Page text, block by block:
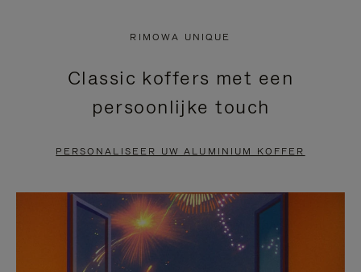
DRUK
OM
PAUZEREN
VIDEO
IS
UITGESCHAKELD.
HIER
OM
HET
RIMOWA UNIQUE
Classic koffers met een
persoonlijke touch
PERSONALISEER UW ALUMINIUM KOFFER